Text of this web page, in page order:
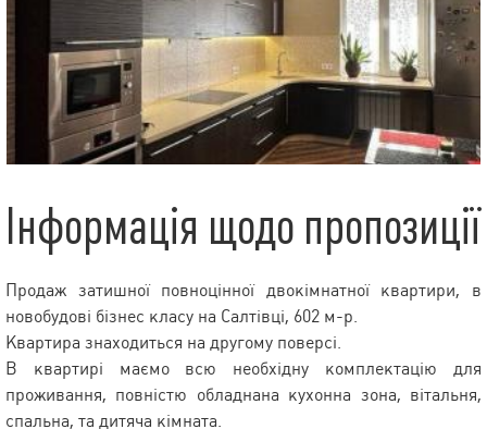
Інформація щодо пропозиції
Продаж затишної повноцінної двокімнатної квартири, в
новобудові бізнес класу на Салтівці, 602 м-р.
Квартира знаходиться на другому поверсі.
В квартирі маємо всю необхідну комплектацію для
проживання, повністю обладнана кухонна зона, вітальня,
спальна, та дитяча кімната.